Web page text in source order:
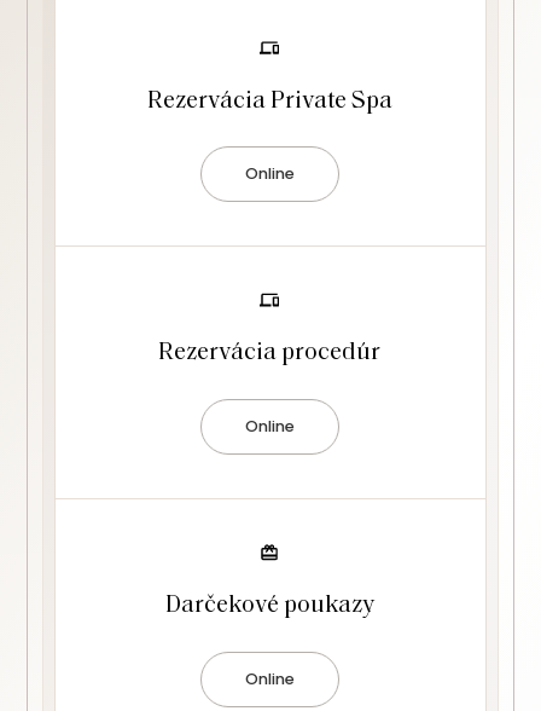
Rezervácia Private Spa
Online
Rezervácia procedúr
Online
Darčekové poukazy
Online